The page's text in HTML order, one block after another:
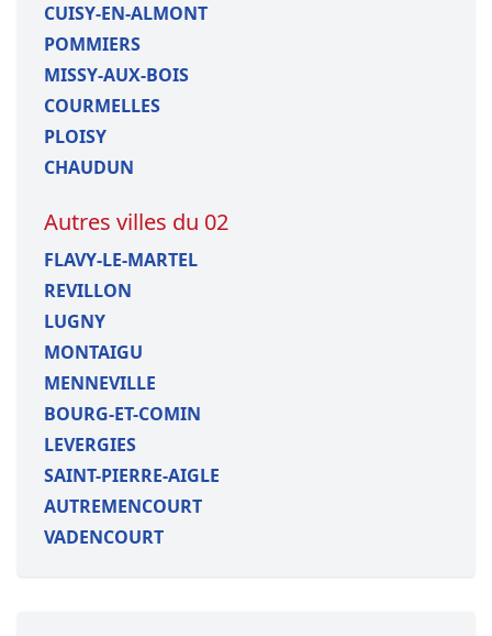
CUISY-EN-ALMONT
POMMIERS
MISSY-AUX-BOIS
COURMELLES
PLOISY
CHAUDUN
Autres villes du 02
FLAVY-LE-MARTEL
REVILLON
LUGNY
MONTAIGU
MENNEVILLE
BOURG-ET-COMIN
LEVERGIES
SAINT-PIERRE-AIGLE
AUTREMENCOURT
VADENCOURT